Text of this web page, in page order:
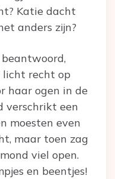
Katie dacht
anders zijn?
licht recht op
haar ogen in de
verschrikt een
moesten even
maar toen zag
viel open.
en beentjes!